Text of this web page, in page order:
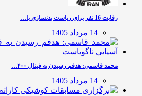
رقابت 16 نفر برای ریاست بدنسازی با…
14 مرداد 1405
محمد قاسمی: هدفم رسیدن به فینال ۴۰۰…
14 مرداد 1405